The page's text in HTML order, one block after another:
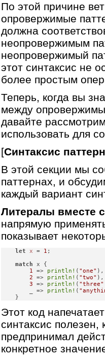
По этой причине
опровержимые
должна
неопровержимым
неопровержимый
этот синтаксис не
более простым
Теперь, когда вы
между
давайте
использовать для
[Синтаксис
В этой секции мы
паттернах, и
каждый вариант
Литералы вместе
напрямую
показывает
let x = 1 ;
match x {
1 => println! ( "one" ),
2 => println! ( "two" ),
3 => println! ( "three"
        _ =>
println! (
    }
Этот код
синтаксис полезен,
предпринимал
конкретное